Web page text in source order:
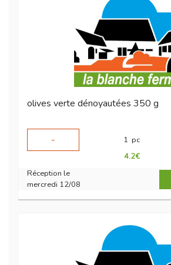
olives verte dénoyautées 350 g
-
1 pc
4.2€
Réception le
mercredi 12/08